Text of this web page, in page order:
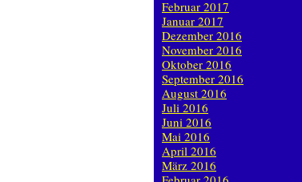
Februar 2017
Januar 2017
Dezember 2016
November 2016
Oktober 2016
September 2016
August 2016
Juli 2016
Juni 2016
Mai 2016
April 2016
März 2016